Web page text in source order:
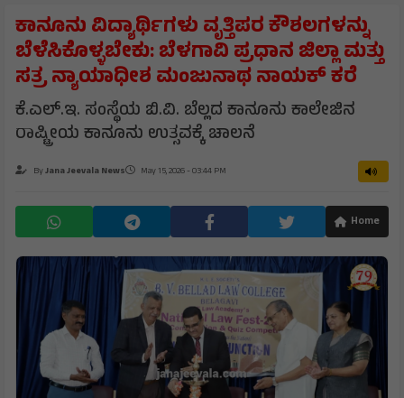
ಕಾನೂನು ವಿದ್ಯಾರ್ಥಿಗಳು ವೃತ್ತಿಪರ ಕೌಶಲಗಳನ್ನು
ಬೆಳೆಸಿಕೊಳ್ಳಬೇಕು: ಬೆಳಗಾವಿ ಪ್ರಧಾನ ಜಿಲ್ಲಾ ಮತ್ತು
ಸತ್ರ ನ್ಯಾಯಾಧೀಶ ಮಂಜುನಾಥ ನಾಯಕ್ ಕರೆ
ಕೆ.ಎಲ್.ಇ. ಸಂಸ್ಥೆಯ ಬಿ.ವಿ. ಬೆಲ್ಲದ ಕಾನೂನು ಕಾಲೇಜಿನ
ರಾಷ್ಟ್ರೀಯ ಕಾನೂನು ಉತ್ಸವಕ್ಕೆ ಚಾಲನೆ
ByJana Jeevala News May 15, 2026 - 03:44 PM
Home